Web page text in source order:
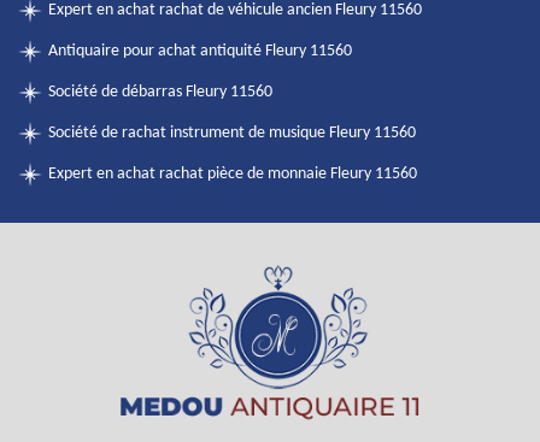
Expert en achat rachat de véhicule ancien Fleury 11560
Antiquaire pour achat antiquité Fleury 11560
Société de débarras Fleury 11560
Société de rachat instrument de musique Fleury 11560
Expert en achat rachat pièce de monnaie Fleury 11560